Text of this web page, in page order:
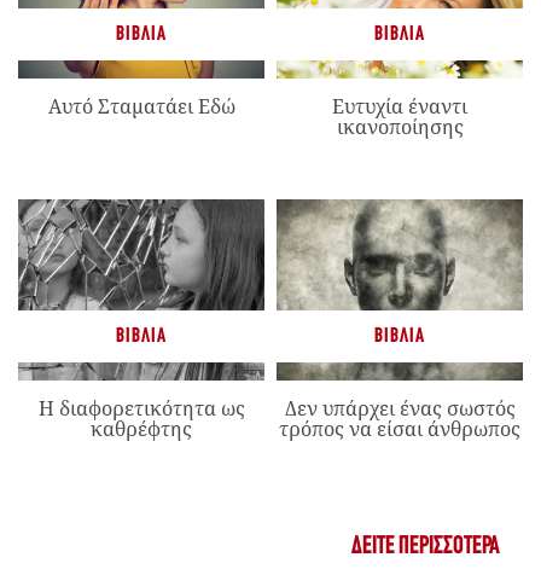
ΒΙΒΛΊΑ
Αυτό Σταματάει Εδώ
ΒΙΒΛΊΑ
Ευτυχία έναντι
ικανοποίησης
ΒΙΒΛΊΑ
Η διαφορετικότητα ως
καθρέφτης
ΒΙΒΛΊΑ
Δεν υπάρχει ένας σωστός
τρόπος να είσαι άνθρωπος
ΔΕΊΤΕ ΠΕΡΙΣΣΌΤΕΡΑ